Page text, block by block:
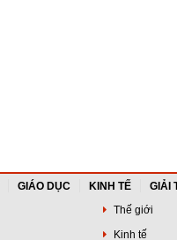
GIÁO DỤC KINH TẾ GIẢI
Thế giới
Kinh tế